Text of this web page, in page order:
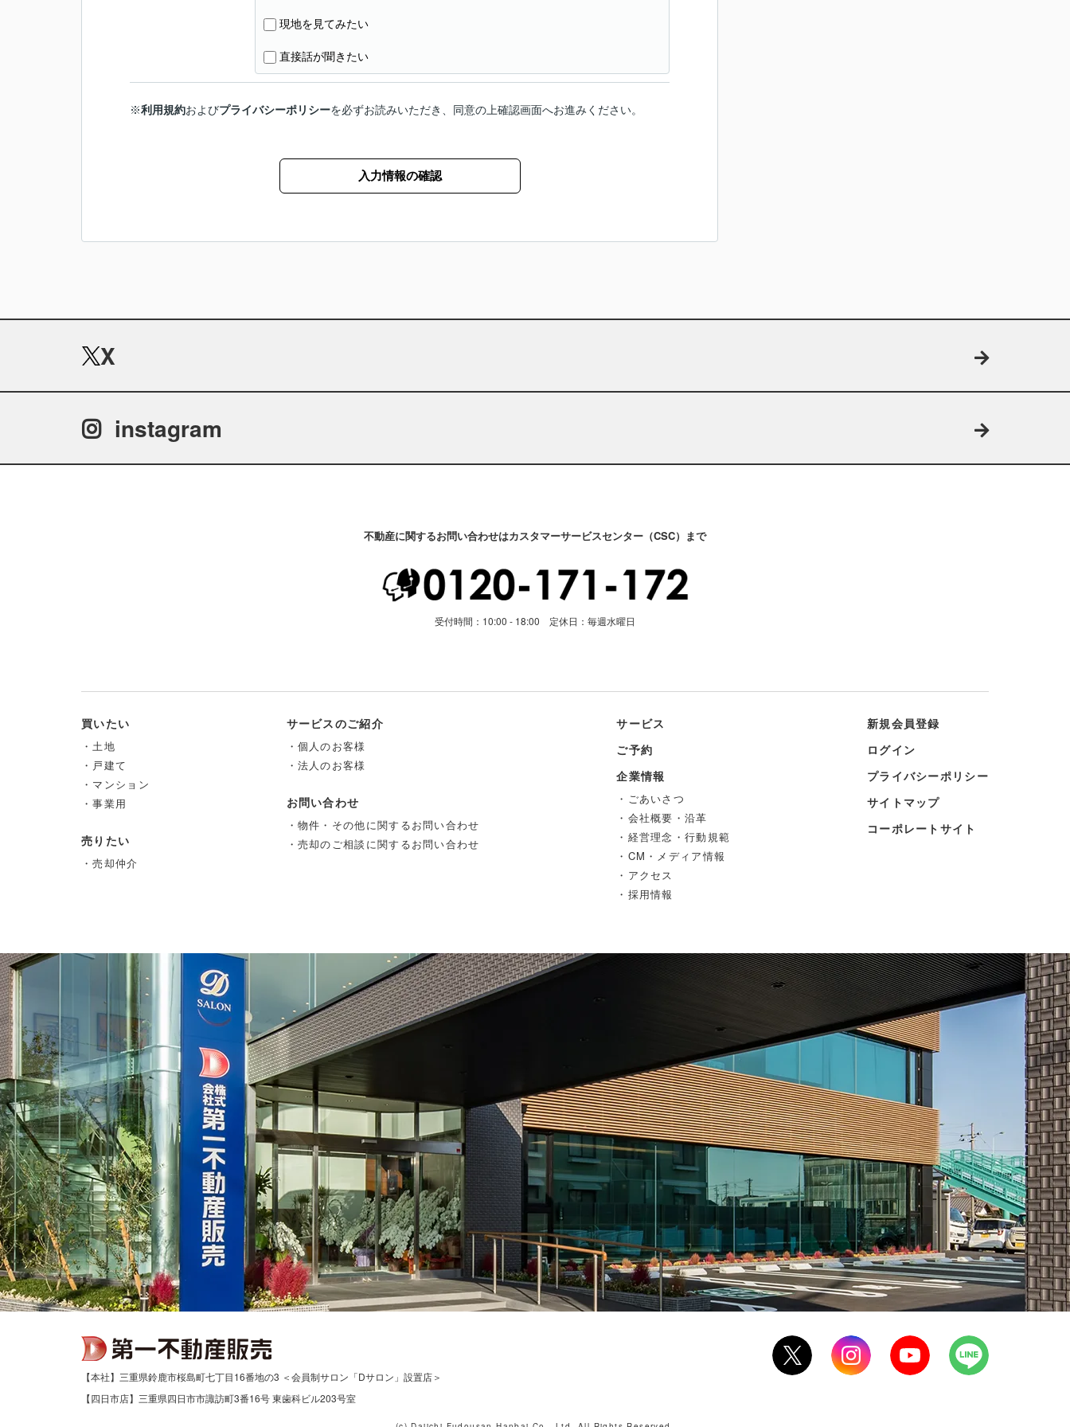
現地を見てみたい
直接話が聞きたい
※利用規約およびプライバシーポリシーを必ずお読みいただき、同意の上確認画面へお進みください。
入力情報の確認
X
instagram
不動産に関するお問い合わせはカスタマーサービスセンター（CSC）まで
受付時間：10:00 - 18:00 定休日：毎週水曜日
買いたい
・土地
・戸建て
・マンション
・事業用
売りたい
・売却仲介
サービスのご紹介
・個人のお客様
・法人のお客様
お問い合わせ
・物件・その他に関するお問い合わせ
・売却のご相談に関するお問い合わせ
サービス
ご予約
企業情報
・ごあいさつ
・会社概要・沿革
・経営理念・行動規範
・CM・メディア情報
・アクセス
・採用情報
新規会員登録
ログイン
プライバシーポリシー
サイトマップ
コーポレートサイト
【本社】三重県鈴鹿市桜島町七丁目16番地の3 ＜会員制サロン「Dサロン」設置店＞
【四日市店】三重県四日市市諏訪町3番16号 東歯科ビル203号室